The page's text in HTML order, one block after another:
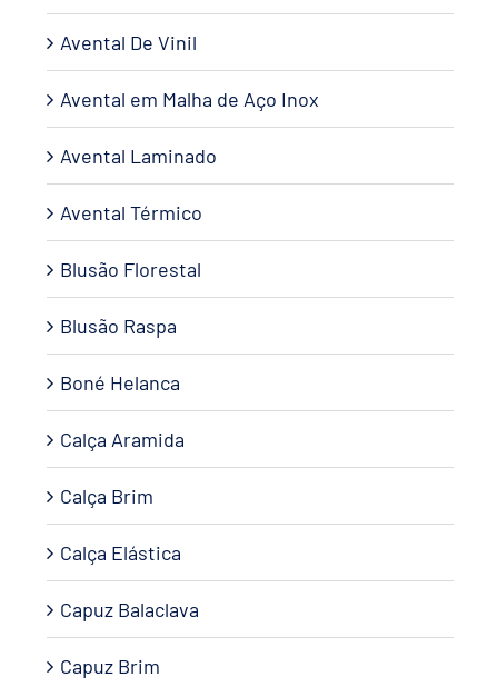
Avental De Vinil
Avental em Malha de Aço Inox
Avental Laminado
Avental Térmico
Blusão Florestal
Blusão Raspa
Boné Helanca
Calça Aramida
Calça Brim
Calça Elástica
Capuz Balaclava
Capuz Brim